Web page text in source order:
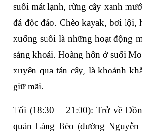
suối mát lạnh, rừng cây xanh
đá độc đáo. Chèo kayak, bơi lội,
xuống suối là những hoạt động
sảng khoái. Hoàng hôn ở suối
xuyên qua tán cây, là khoảnh
giữ mãi.
Tối (18:30 – 21:00): Trở về
quán Làng Bèo (đường